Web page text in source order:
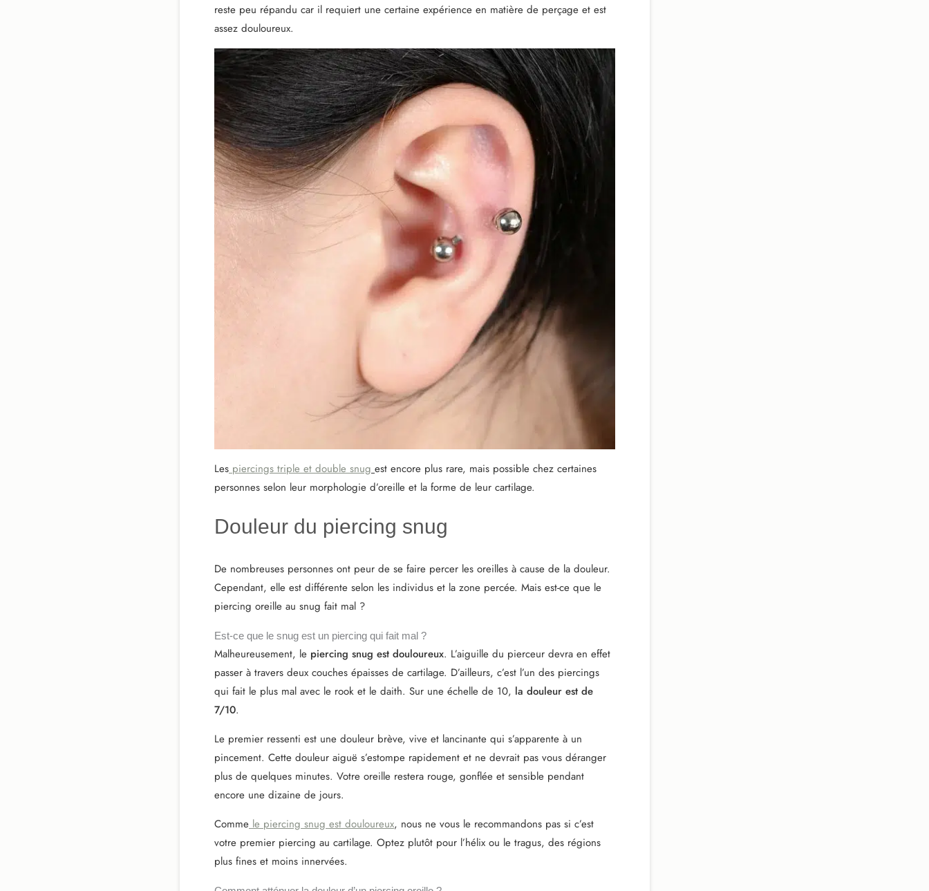
reste peu répandu car il requiert une certaine expérience en matière de perçage et est
assez douloureux.
Les piercings triple et double snug est encore plus rare, mais possible chez certaines
personnes selon leur morphologie d’oreille et la forme de leur cartilage.
Douleur du piercing snug
De nombreuses personnes ont peur de se faire percer les oreilles à cause de la douleur.
Cependant, elle est différente selon les individus et la zone percée. Mais est-ce que le
piercing oreille au snug fait mal ?
Est-ce que le snug est un piercing qui fait mal ?
Malheureusement, le piercing snug est douloureux. L’aiguille du pierceur devra en effet
passer à travers deux couches épaisses de cartilage. D’ailleurs, c’est l’un des piercings
qui fait le plus mal avec le rook et le daith. Sur une échelle de 10, la douleur est de
7/10.
Le premier ressenti est une douleur brève, vive et lancinante qui s’apparente à un
pincement. Cette douleur aiguë s’estompe rapidement et ne devrait pas vous déranger
plus de quelques minutes. Votre oreille restera rouge, gonflée et sensible pendant
encore une dizaine de jours.
Comme le piercing snug est douloureux, nous ne vous le recommandons pas si c’est
votre premier piercing au cartilage. Optez plutôt pour l’hélix ou le tragus, des régions
plus fines et moins innervées.